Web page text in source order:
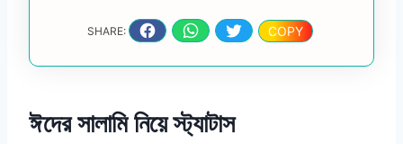
SHARE: COPY
ঈদের সালামি নিয়ে স্ট্যাটাস